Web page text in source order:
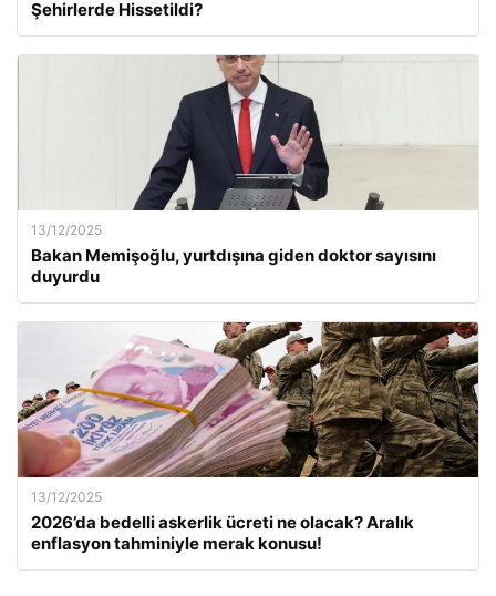
Şehirlerde Hissetildi?
13/12/2025
Bakan Memişoğlu, yurtdışına giden doktor sayısını
duyurdu
13/12/2025
2026’da bedelli askerlik ücreti ne olacak? Aralık
enflasyon tahminiyle merak konusu!